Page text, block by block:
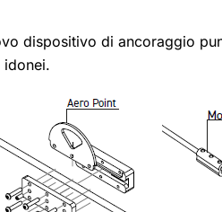
dispositivo di ancoraggio
idonei.